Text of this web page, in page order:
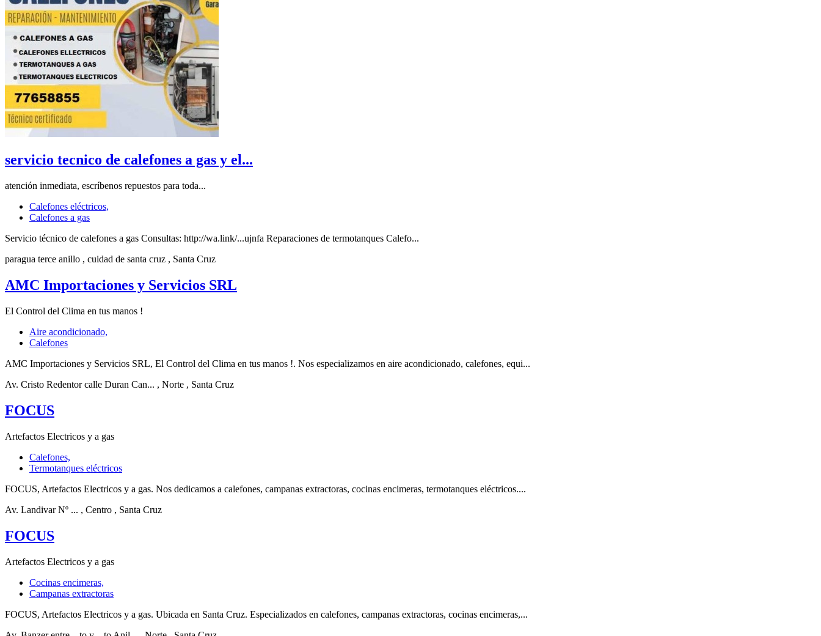
servicio tecnico de calefones a gas y el...
atención inmediata, escríbenos repuestos para toda...
Calefones eléctricos,
Calefones a gas
Servicio técnico de calefones a gas Consultas: http://wa.link/...ujnfa Reparaciones de termotanques Calefo...
paragua terce anillo , cuidad de santa cruz , Santa Cruz
AMC Importaciones y Servicios SRL
El Control del Clima en tus manos !
Aire acondicionado,
Calefones
AMC Importaciones y Servicios SRL, El Control del Clima en tus manos !. Nos especializamos en aire acondicionado, calefones, equi...
Av. Cristo Redentor calle Duran Can... , Norte , Santa Cruz
FOCUS
Artefactos Electricos y a gas
Calefones,
Termotanques eléctricos
FOCUS, Artefactos Electricos y a gas. Nos dedicamos a calefones, campanas extractoras, cocinas encimeras, termotanques eléctricos....
Av. Landivar Nº ... , Centro , Santa Cruz
FOCUS
Artefactos Electricos y a gas
Cocinas encimeras,
Campanas extractoras
FOCUS, Artefactos Electricos y a gas. Ubicada en Santa Cruz. Especializados en calefones, campanas extractoras, cocinas encimeras,...